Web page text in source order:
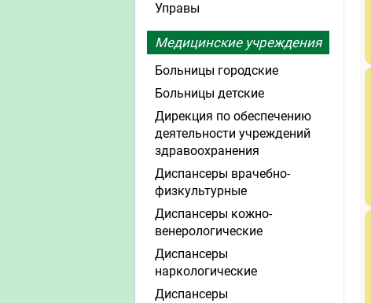
Управы
Медицинские учреждения
Больницы городские
Больницы детские
Дирекция по обеспечению
деятельности учреждений
здравоохранения
Диспансеры врачебно-
физкультурные
Диспансеры кожно-
венерологические
Диспансеры
наркологические
Диспансеры